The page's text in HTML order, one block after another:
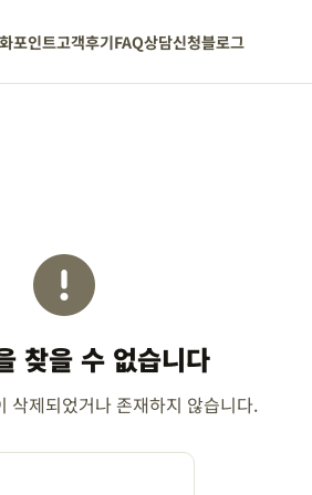
포인트고객후기FAQ상담신청블로그
찾을 수 없습니다
삭제되었거나 존재하지 않습니다.